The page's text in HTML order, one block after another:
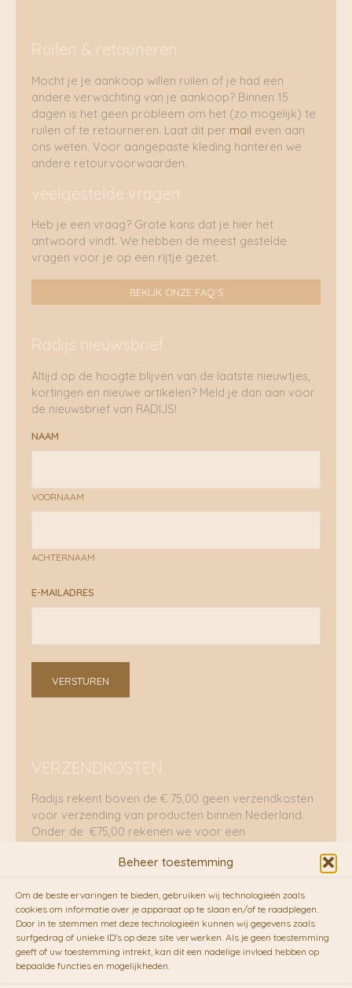
Beheer toestemming
Om de beste ervaringen te bieden, gebruiken wij technologieën zoals
cookies om informatie over je apparaat op te slaan en/of te raadplegen.
Door in te stemmen met deze technologieën kunnen wij gegevens zoals
surfgedrag of unieke ID's op deze site verwerken. Als je geen toestemming
geeft of uw toestemming intrekt, kan dit een nadelige invloed hebben op
bepaalde functies en mogelijkheden.
Ruilen & retouneren
Mocht je je aankoop willen ruilen of je had een
andere verwachting van je aankoop? Binnen 15
dagen is het geen probleem om het (zo mogelijk) te
ruilen of te retourneren. Laat dit per mail even aan
ons weten. Voor aangepaste kleding hanteren we
andere retourvoorwaarden.
veelgestelde vragen
Heb je een vraag? Grote kans dat je hier het
antwoord vindt. We hebben de meest gestelde
vragen voor je op een rijtje gezet.
BEKIJK ONZE FAQ'S
Radijs nieuwsbrief
Altijd op de hoogte blijven van de laatste nieuwtjes,
kortingen en nieuwe artikelen? Meld je dan aan voor
de nieuwsbrief van RADIJS!
NAAM
VOORNAAM
ACHTERNAAM
E-MAILADRES
VERSTUREN
VERZENDKOSTEN
Radijs rekent boven de € 75,00 geen verzendkosten
voor verzending van producten binnen Nederland.
Onder de €75,00 rekenen we voor een
RADIJS werkt samen met de duurzame bezorgdienst
vanFietskoeriers.nl. Pakketten (mits voorradig) voor
10.00 uur besteld op een doordeweekse dag,
bezorgen zij soms nog op dezelfde dag in de
avonduren! Brievenbuspakjes de volgende dag. En